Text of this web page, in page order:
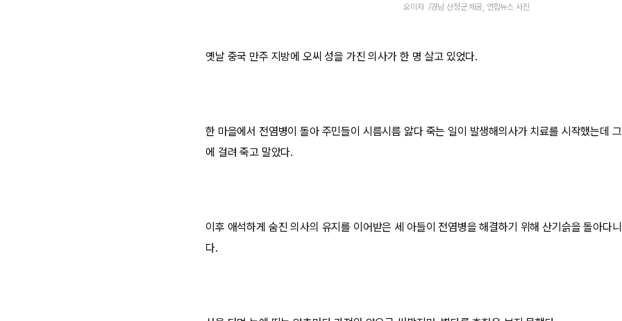
오미자 /경남 산청군 제공, 연합뉴스 사진
옛날 중국 만주 지방에 오씨 성을 가진 의사가 한 명 살고 있었다.
한 마을에서 전염병이 돌아 주민들이 시름시름 앓다 죽는 일이 발생해의사가 치료를 시작했는데
에 걸려 죽고 말았다.
이후 애석하게 숨진 의사의 유지를 이어받은 세 아들이 전염병을 해결하기 위해 산기슭을 돌아다
다.